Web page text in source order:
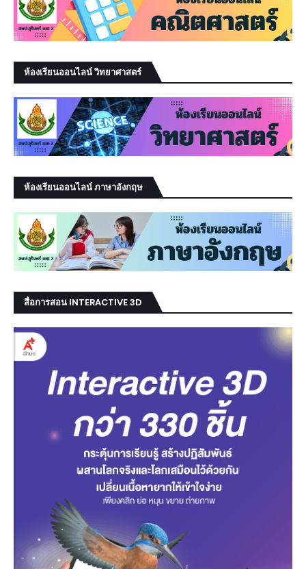
ห้องเรียนออนไลน์ วิทยาศาสตร์
ห้องเรียนออนไลน์ ภาษาอังกฤษ
สื่อการสอน INTERACTIVE 3D